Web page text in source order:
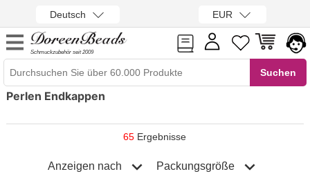
Deutsch EUR
Schmuckzubehör seit 2009
Perlen Endkappen
65 Ergebnisse
Anzeigen nach Packungsgröße